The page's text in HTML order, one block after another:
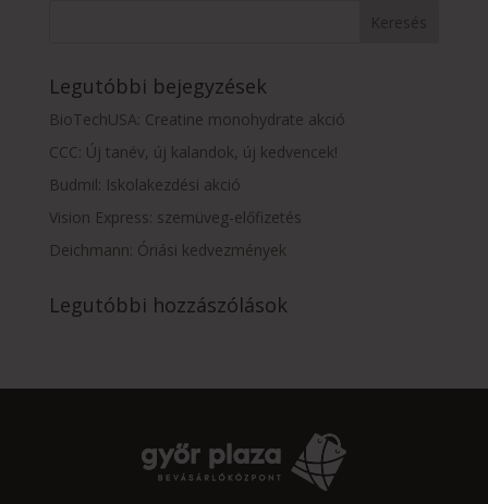
Legutóbbi bejegyzések
BioTechUSA: Creatine monohydrate akció
CCC: Új tanév, új kalandok, új kedvencek!
Budmil: Iskolakezdési akció
Vision Express: szemüveg-előfizetés
Deichmann: Óriási kedvezmények
Legutóbbi hozzászólások